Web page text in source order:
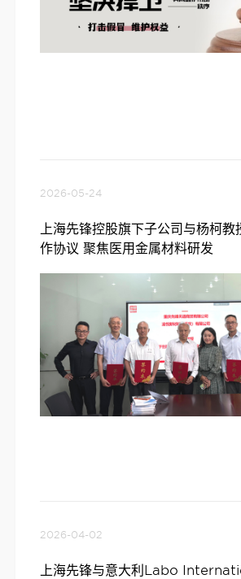
2026-05-24
上海先锋控股旗下子公司与杨柯教
作协议 聚焦医用金属材料研发
2026-04-02
上海先锋与意大利Labo